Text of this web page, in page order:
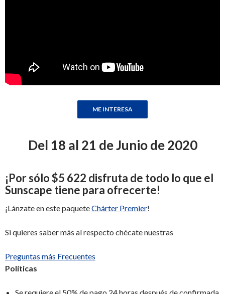
Del 18 al 21 de Junio de 2020
¡Por sólo$5 622 disfruta de todo lo que el
Sunscape tiene para ofrecerte!
¡Lánzate en este paqueteChárter Premier!
Si quieres saber más al respecto chécate nuestras
Preguntas más Frecuentes
Políticas